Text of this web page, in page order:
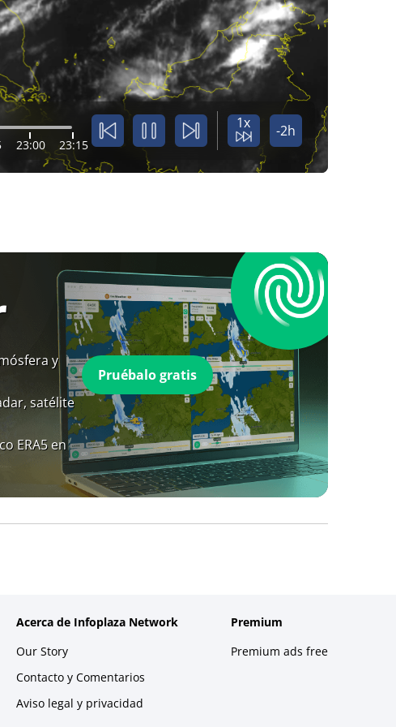
23:00 23:15
1x -2h
y
satélite
ERA5 en
Pruébalo gratis
Acerca de Infoplaza Network
Our Story
Contacto y Comentarios
Aviso legal y privacidad
Premium
Premium ads free